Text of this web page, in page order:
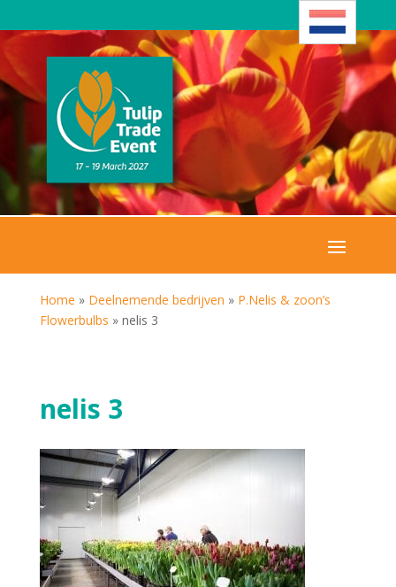
Home » Deelnemende bedrijven » P.Nelis & zoon’s
Flowerbulbs » nelis 3
nelis 3